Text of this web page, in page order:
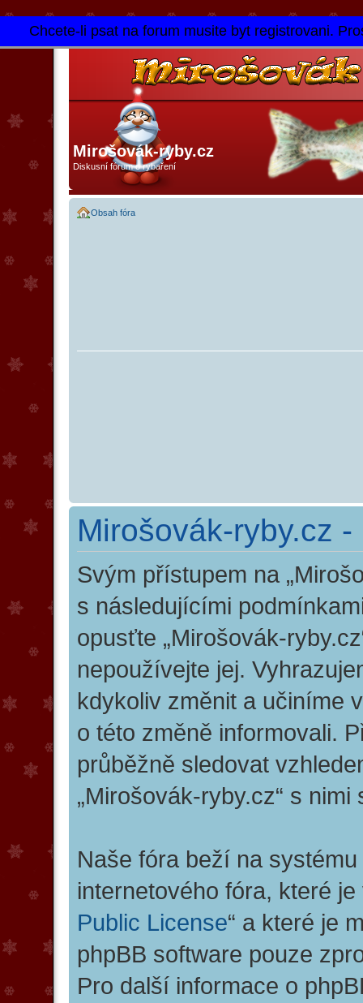
Chcete-li psat na forum musite byt registrovani.
Mirošovák-ryby.cz
Diskusní fórum o rybaření
Obsah fóra
Mirošovák-ryby.cz
Svým přístupem na
s následujícími
opusťte „Mirošovák-
nepoužívejte jej.
kdykoliv změnit a učiníme
o této změně informovali.
průběžně sledovat
„Mirošovák-ryby.cz“ s nimi
Naše fóra beží na
internetového fóra, které
Public License“ a které je
phpBB software pouze
Pro další informace o